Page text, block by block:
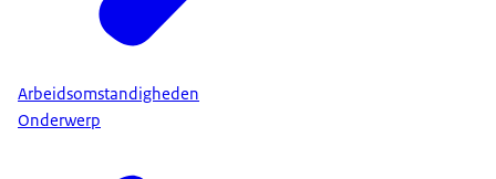
Arbeidsomstandigheden
Onderwerp